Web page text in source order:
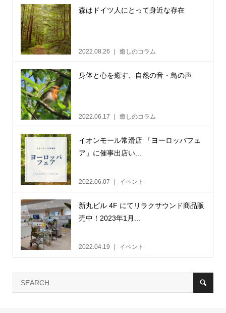
森はドイツ人にとって身近な存在
2022.08.26 癒しのコラム
身体と心を癒す、自然の音・鳥の声
2022.06.17 癒しのコラム
イオンモール常滑店 「ヨーロッパフェ
ア」に催事出店い...
2022.06.07 イベント
新丸ビル 4F にてリラクサウンド商品販
売中！2023年1月...
2022.04.19 イベント